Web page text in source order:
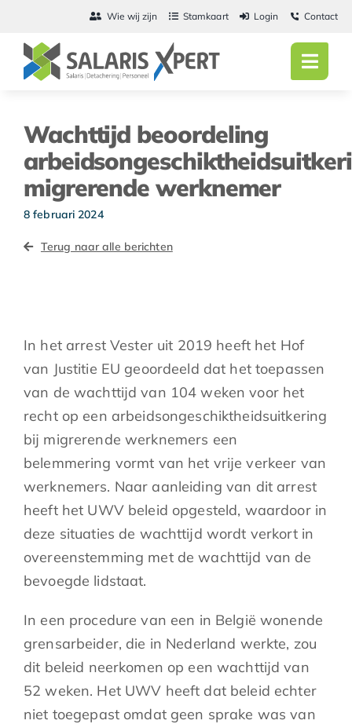
inhoud
Wie wij zijn Stamkaart Login Contact
Detachering
Wachttijd beoordeling
migrerende werknemer
8 februari 2024
Terug naar alle berichten
In het arrest Vester uit 2019 heeft het Hof
van Justitie EU geoordeeld dat het toepassen
van de wachttijd van 104 weken voor het
recht op een arbeidsongeschiktheidsuitkering
bij migrerende werknemers een
belemmering vormt van het vrije verkeer van
werknemers. Naar aanleiding van dit arrest
heeft het UWV beleid opgesteld, waardoor in
deze situaties de wachttijd wordt verkort in
overeenstemming met de wachttijd van de
bevoegde lidstaat.
In een procedure van een in België wonende
grensarbeider, die in Nederland werkte, zou
dit beleid neerkomen op een wachttijd van
52 weken. Het UWV heeft dat beleid echter
niet toegepast omdat geen sprake was van